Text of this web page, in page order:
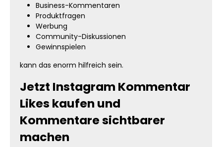
Business-Kommentaren
Produktfragen
Werbung
Community-Diskussionen
Gewinnspielen
kann das enorm hilfreich sein.
Jetzt Instagram Kommentar
Likes kaufen und
Kommentare sichtbarer
machen